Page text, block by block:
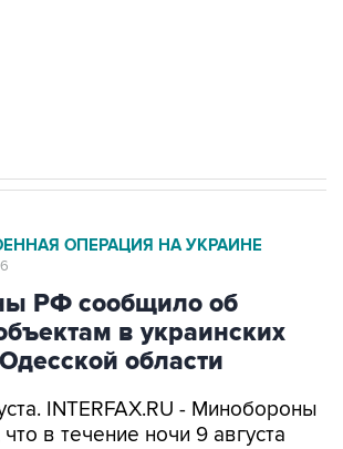
ОПЕРАЦИЯ НА УКРАИНЕ
РФ сообщило об
в украинских
области
INTERFAX.RU - Минобороны
в течение ночи 9 августа